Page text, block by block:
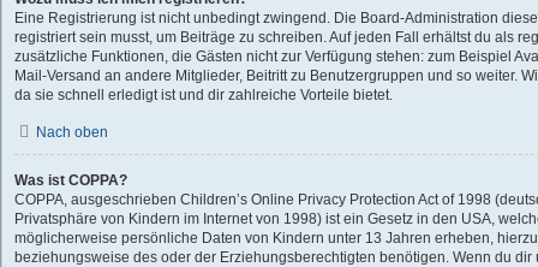
Eine Registrierung ist nicht unbedingt zwingend. Die Board-Administration
registriert sein musst, um Beiträge zu schreiben. Auf jeden Fall erhältst du als
zusätzliche Funktionen, die Gästen nicht zur Verfügung stehen: zum Beispiel
Mail-Versand an andere Mitglieder, Beitritt zu Benutzergruppen und so weiter.
da sie schnell erledigt ist und dir zahlreiche Vorteile bietet.
Nach oben
Was ist COPPA?
COPPA, ausgeschrieben Children’s Online Privacy Protection Act of 1998
Privatsphäre von Kindern im Internet von 1998) ist ein Gesetz in den USA,
möglicherweise persönliche Daten von Kindern unter 13 Jahren erheben,
beziehungsweise des oder der Erziehungsberechtigten benötigen. Wenn du dir